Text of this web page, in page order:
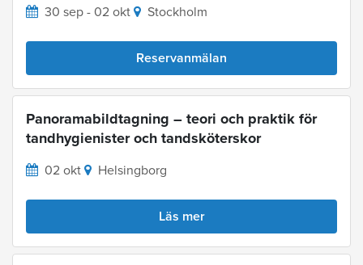
30 sep - 02 okt Stockholm
Reservanmälan
Panoramabildtagning – teori och praktik för
tandhygienister och tandsköterskor
02 okt Helsingborg
Läs mer